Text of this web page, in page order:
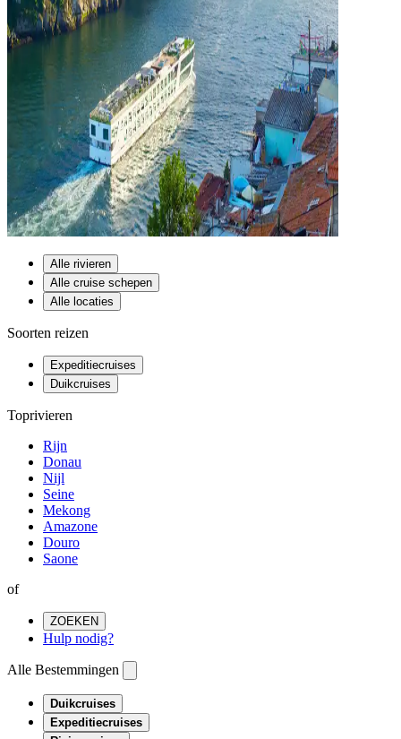
Alle rivieren
Alle cruise schepen
Alle locaties
Soorten reizen
Expeditiecruises
Duikcruises
Toprivieren
Rijn
Donau
Nijl
Seine
Mekong
Amazone
Douro
Saone
of
ZOEKEN
Hulp nodig?
Alle Bestemmingen
Duikcruises
Expeditiecruises